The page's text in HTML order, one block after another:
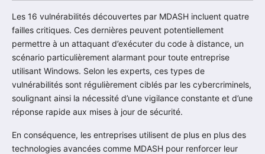
Les 16 vulnérabilités découvertes par MDASH incluent quatre
failles critiques. Ces dernières peuvent potentiellement
permettre à un attaquant d’exécuter du code à distance, un
scénario particulièrement alarmant pour toute entreprise
utilisant Windows. Selon les experts, ces types de
vulnérabilités sont régulièrement ciblés par les cybercriminels,
soulignant ainsi la nécessité d’une vigilance constante et d’une
réponse rapide aux mises à jour de sécurité.
En conséquence, les entreprises utilisent de plus en plus des
technologies avancées comme MDASH pour renforcer leur